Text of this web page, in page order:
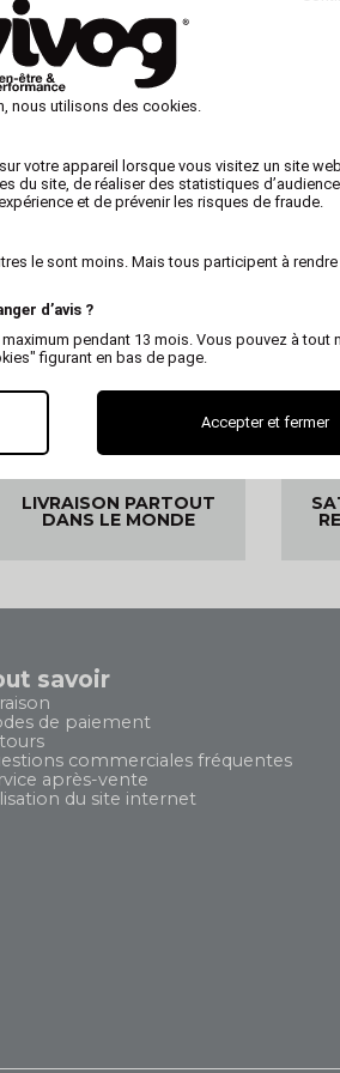
LIVRAISON PARTOUT
DANS LE MONDE
savoir
de paiement
commerciales fréquentes
après-vente
du site internet
nous utilisons des cookies.
votre appareil lorsque vous visitez un site
du site, de réaliser des statistiques
et de prévenir les risques de fraude.
le sont moins. Mais tous participent à
d’avis ?
pendant 13 mois. Vous pouvez à tout
figurant en bas de page.
Accepter et fermer